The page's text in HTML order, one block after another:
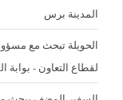
المدينة برس
الحويلة تبحث مع
لقطاع التعاون - بوابة